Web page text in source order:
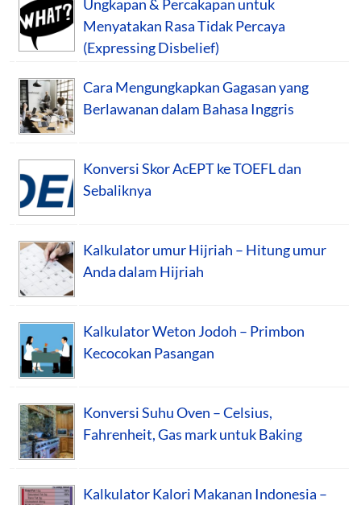
Ungkapan & Percakapan untuk
Menyatakan Rasa Tidak Percaya
(Expressing Disbelief)
Cara Mengungkapkan Gagasan yang
Berlawanan dalam Bahasa Inggris
Konversi Skor AcEPT ke TOEFL dan
Sebaliknya
Kalkulator umur Hijriah – Hitung umur
Anda dalam Hijriah
Kalkulator Weton Jodoh – Primbon
Kecocokan Pasangan
Konversi Suhu Oven – Celsius,
Fahrenheit, Gas mark untuk Baking
Kalkulator Kalori Makanan Indonesia –